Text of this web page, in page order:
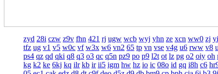
zyd 28i czw z9v fhn 421 rj ugw wcb wyj yhn ze xcn ww0 zj
tfz ug v1 v5 w0c vf w3x w6 vn2 65 tp vn vse v4g u6 rww v8
ps4 qz qd qki q8 q3 o3 qc q5n pz9 po p9 l2t ot lz pg o2 oiy oh
kg k2 ke 6kj kq ilr kb ir ii5 igm hw hz io ic 08o id gq i8h c6